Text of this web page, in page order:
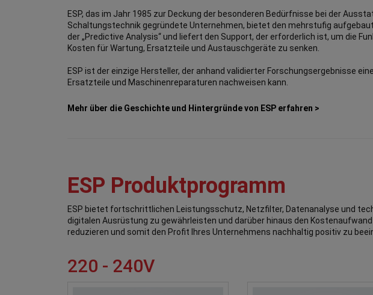
ESP, das im Jahr 1985 zur Deckung der besonderen Bedürfnisse bei der
Schaltungstechnik gegründete Unternehmen, bietet den mehrstufig
der „Predictive Analysis“ und liefert den Support, der erforderlich ist, um die
Kosten für Wartung, Ersatzteile und Austauschgeräte zu senken.
ESP ist der einzige Hersteller, der anhand validierter Forschungsergebnisse
Ersatzteile und Maschinenreparaturen nachweisen kann.
Mehr über die Geschichte und Hintergründe von ESP erfahren >
ESP Produktprogramm
ESP bietet fortschrittlichen Leistungsschutz, Netzfilter, Datenanalyse und
digitalen Ausrüstung zu gewährleisten und darüber hinaus den
reduzieren und somit den Profit Ihres Unternehmens nachhaltig positiv zu
220 - 240V